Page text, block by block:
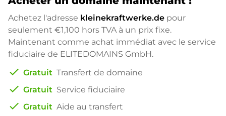
Achetez l'adresse kleinekraftwerke.de pour
seulement €1,100 hors TVA à un prix fixe.
Maintenant comme achat immédiat avec le service
fiduciaire de ELITEDOMAINS GmbH.
check Gratuit Transfert de domaine
check Gratuit Service fiduciaire
check Gratuit Aide au transfert